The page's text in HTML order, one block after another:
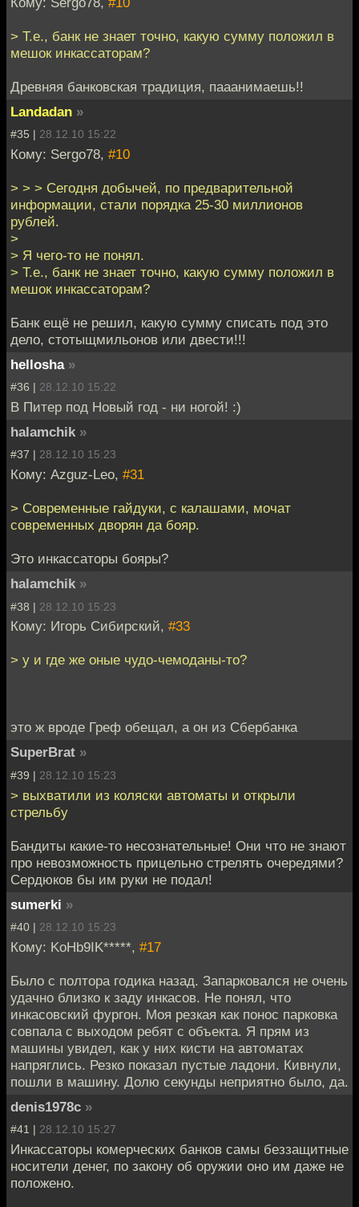
> Т.е., банк не знает точно, какую сумму положил в
мешок инкассаторам?
Древняя банковская традиция, пааанимаешь!!
Landadan »
#35 | 28.12.10 15:22
Кому: Sergo78, #10
> > > Сегодня добычей, по предварительной
информации, стали порядка 25-30 миллионов
рублей.
>
> Я чего-то не понял.
> Т.е., банк не знает точно, какую сумму положил в
мешок инкассаторам?
Банк ещё не решил, какую сумму списать под это
дело, стотыщмильонов или двести!!!
hellosha »
#36 | 28.12.10 15:22
В Питер под Новый год - ни ногой! :)
halamchik »
#37 | 28.12.10 15:23
Кому: Azguz-Leo, #31
> Современные гайдуки, с калашами, мочат
современных дворян да бояр.
Это инкассаторы бояры?
halamchik »
#38 | 28.12.10 15:23
Кому: Игорь Сибирский, #33
> у и где же оные чудо-чемоданы-то?
это ж вроде Греф обещал, а он из Сбербанка
SuperBrat »
#39 | 28.12.10 15:23
> выхватили из коляски автоматы и открыли
стрельбу
Бандиты какие-то несознательные! Они что не знают
про невозможность прицельно стрелять очередями?
Сердюков бы им руки не подал!
sumerki »
#40 | 28.12.10 15:23
Кому: KoHb9IK*****, #17
Было с полтора годика назад. Запарковался не очень
удачно близко к заду инкасов. Не понял, что
инкасовский фургон. Моя резкая как понос парковка
совпала с выходом ребят с объекта. Я прям из
машины увидел, как у них кисти на автоматах
напряглись. Резко показал пустые ладони. Кивнули,
пошли в машину. Долю секунды неприятно было, да.
denis1978c »
#41 | 28.12.10 15:27
Инкассаторы комерческих банков самы беззащитные
носители денег, по закону об оружии оно им даже не
положено.